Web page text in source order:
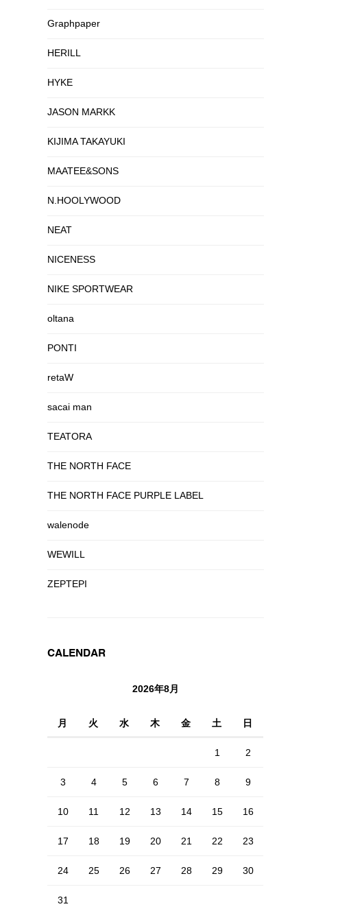
Graphpaper
HERILL
HYKE
JASON MARKK
KIJIMA TAKAYUKI
MAATEE&SONS
N.HOOLYWOOD
NEAT
NICENESS
NIKE SPORTWEAR
oltana
PONTI
retaW
sacai man
TEATORA
THE NORTH FACE
THE NORTH FACE PURPLE LABEL
walenode
WEWILL
ZEPTEPI
CALENDAR
2026年8月
月 火 水 木 金 土 日
1 2
3 4 5 6 7 8 9
10 11 12 13 14 15 16
17 18 19 20 21 22 23
24 25 26 27 28 29 30
31